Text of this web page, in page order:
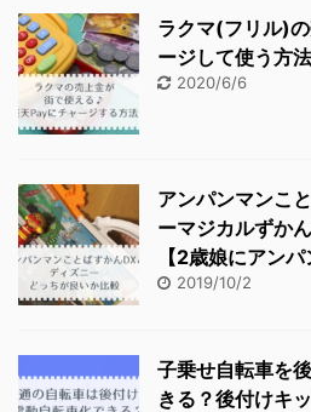
ラクマ(フリル)
ージして使う方法
2020/6/6
アンパンマンこ
ーマジカルずか
【2歳娘にアン
2019/10/2
子乗せ自転車を
きる？後付けキ